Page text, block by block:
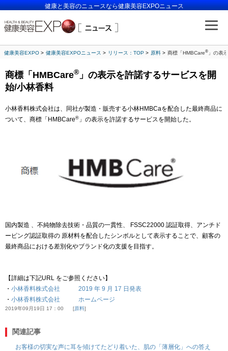
健康と美容のニュースなら健康美容EXPOニュース
健康美容EXPO 健康美容EXPOニュース リリース：TOP 原料 商標「HMBCare® 」の表
商標「HMBCare® 」の表示を許諾するサービスを開
始/小林香料
小林香料株式会社は、同社が製造・販売する小林HMBCaを配合した最終商品に
ついて、商標「HMBCare® 」の表示を許諾するサービスを開始した。
国内製造 、不純物除去技術・品質の一貫性、 FSSC22000 認証取得、アンチド
ーピング認証取得の 原材料を配合したシンボルとして表示することで、顧客の
最終商品における差別化やブランド化の支援を目指す。
【詳細は下記URL をご参照ください】
・ 小林香料株式会社 2019 年 9 月 17 日発表
・ 小林香料株式会社 ホームページ
2019年09月19日 17：00 原料
関連記事
お客様の切実な声に耳を傾けてたどり着いた、肌の「薄層化」への答え